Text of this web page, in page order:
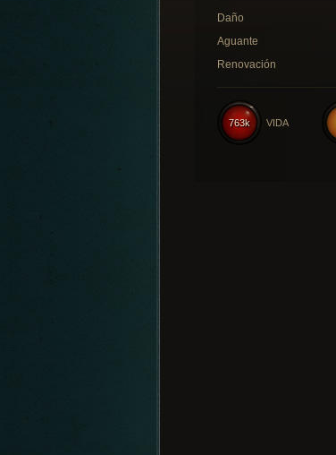
Daño
Aguante
Renovación
763k VIDA